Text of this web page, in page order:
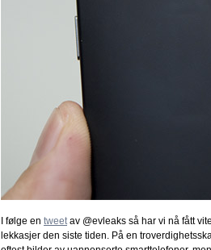
I følge en tweetav @evleaks så har vi nå fått
lekkasjer den siste tiden. På en